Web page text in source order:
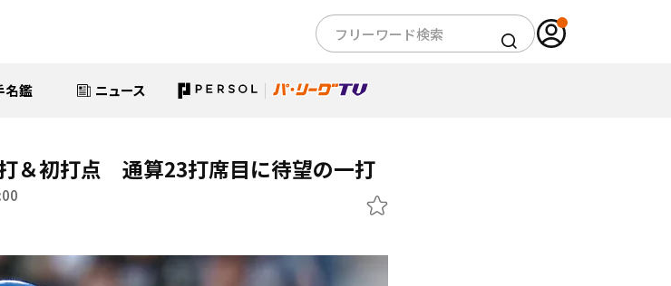
名鑑 ニュース
＆初打点 通算23打席目に待望の一打